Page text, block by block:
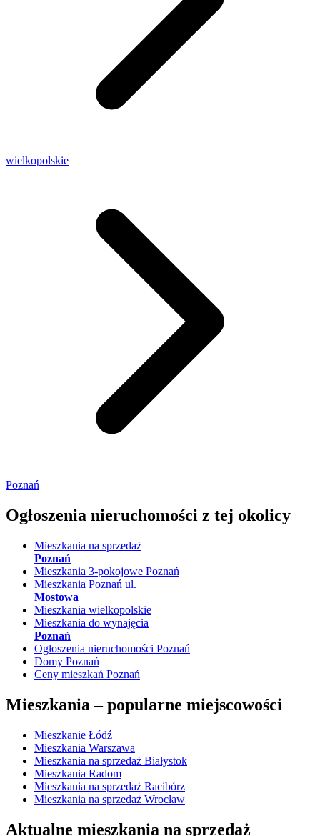
wielkopolskie
Poznań
Ogłoszenia nieruchomości z tej okolicy
Mieszkania na sprzedaż
Poznań
Mieszkania 3-pokojowe Poznań
Mieszkania Poznań ul.
Mostowa
Mieszkania wielkopolskie
Mieszkania do wynajęcia
Poznań
Ogłoszenia nieruchomości Poznań
Domy Poznań
Ceny mieszkań Poznań
Mieszkania –popularne miejscowości
Mieszkanie Łódź
Mieszkania Warszawa
Mieszkania na sprzedaż Białystok
Mieszkania Radom
Mieszkania na sprzedaż Racibórz
Mieszkania na sprzedaż Wrocław
Aktualne mieszkania na sprzedaż